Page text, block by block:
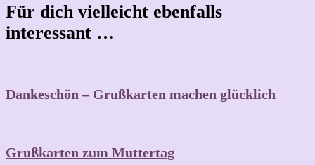
Für dich vielleicht ebenfalls
interessant …
Dankeschön – Grußkarten machen glücklich
Grußkarten zum Muttertag